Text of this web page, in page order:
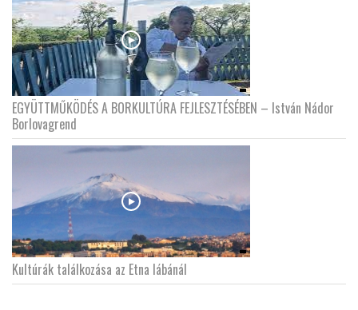
EGYÜTTMŰKÖDÉS A BORKULTÚRA FEJLESZTÉSÉBEN – István Nádor
Borlovagrend
Kultúrák találkozása az Etna lábánál